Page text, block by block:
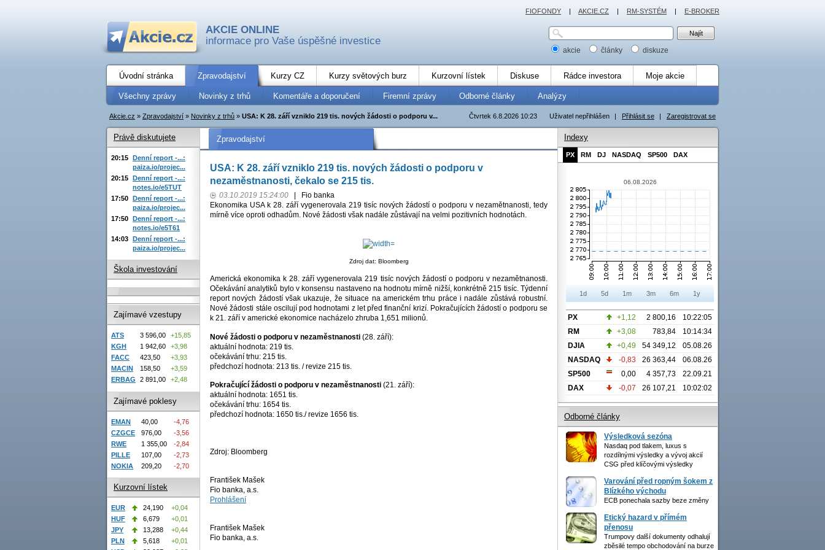
AKCIE ONLINE
informace pro Vaše úspěšné investice
akcie články diskuze
Úvodní stránka Zpravodajství Kurzy CZ Kurzy světových burz Kurzovní lístek Diskuse Rádce investora Moje akcie
Všechny zprávy Novinky z trhů Komentáře a doporučení Firemní zprávy Odborné články Analýzy
Uživatel nepřihlášen | Přihlásit se | Zaregistrovat se
Čtvrtek 6.8.2026 10:23
Akcie.cz » Zpravodajství » Novinky z trhů » USA: K 28. září vzniklo 219 tis. nových žádosti o podporu v...
Zpravodajství
USA: K 28. září vzniklo 219 tis. nových žádosti o podporu v
nezaměstnanosti, čekalo se 215 tis.
03.10.2019 15:24:00
Fio banka
Ekonomika USA k 28. září vygenerovala 219 tisíc nových žádostí o podporu v nezamětnanosti, tedy
mírně více oproti odhadům. Nové žádosti však nadále zůstávají na velmi pozitivních hodnotách.
Zdroj dat: Bloomberg
Americká ekonomika k 28. září vygenerovala 219 tisíc nových žádostí o podporu v nezamětnanosti.
Očekávání analytiků bylo v konsensu nastaveno na hodnotu mírně nižší, konkrétně 215 tisíc. Týdenní
report nových žádostí však ukazuje, že situace na americkém trhu práce i nadále zůstává robustní.
Nové žádosti stále oscilují pod hodnotami z let před finanční krizí. Pokračujících žádostí o podporu se
k 21. září v americké ekonomice nacházelo zhruba 1,651 milionů.
Nové žádosti o podporu v nezaměstnanosti (28. září):
aktuální hodnota: 219 tis.
očekávání trhu: 215 tis.
předchozí hodnota: 213 tis. / revize 215 tis.
Pokračující žádosti o podporu v nezaměstnanosti (21. září):
aktuální hodnota: 1651 tis.
očekávání trhu: 1654 tis.
předchozí hodnota: 1650 tis./ revize 1656 tis.
Zdroj: Bloomberg
František Mašek
Fio banka, a.s.
Prohlášení
František Mašek
Fio banka, a.s.
Právě diskutujete
20:15 Denní report -...:
paiza.io/projec...
20:15 Denní report -...:
notes.io/e5TUT
17:50 Denní report -...:
paiza.io/projec...
17:50 Denní report -...:
notes.io/e5T61
14:03 Denní report -...:
paiza.io/projec...
Škola investování
Zajímavé vzestupy
ATS 3 596,00
+15,85
KGH
1 942,60
+3,98
FACC
423,50
+3,93
MACIN
158,50
+3,59
ERBAG
2 891,00 +2,48
Zajímavé poklesy
EMAN 40,00
-4,76
CZGCE
976,00
-3,56
RWE
1 355,00
-2,84
PILLE
107,00
-2,73
NOKIA
209,20 -2,70
Kurzovní lístek
EUR 24,190
+0,04
HUF
6,679
+0,01
JPY
13,288
+0,44
PLN
5,618
+0,01
Indexy
PX RM DJ NASDAQ SP500 DAX
06.08.2026
1d 5d 1m 3m 6m 1y
PX +1,12 2 800,16
10:22:05
RM
+3,08 783,84
10:14:34
DJIA
+0,49 54 349,12
05.08.26
NASDAQ
-0,83 26 363,44
06.08.26
SP500
0,00 4 357,73
22.09.21
DAX
-0,07 26 107,21 10:02:02
Odborné články
Výsledková sezóna
Nasdaq pod tlakem, luxus s
rozdílnými výsledky a vývoj akcií
CSG před klíčovými výsledky
Varování před ropným šokem z
Blízkého východu
ECB ponechala sazby beze změny
Etický hazard v přímém
přenosu
Trumpovy další dokumenty odhalují
zběsilé tempo obchodování na burze
FIOFONDY | AKCIE.CZ | RM-SYSTÉM | E-BROKER